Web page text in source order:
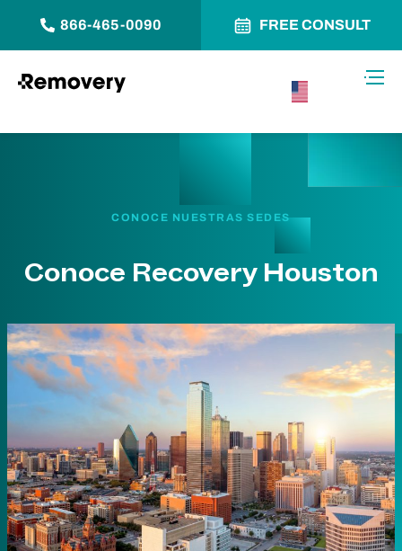
866-465-0090 FREE CONSULT
CONOCE NUESTRAS SEDES
Conoce Recovery Houston